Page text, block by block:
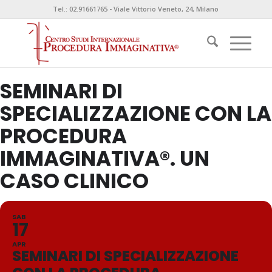
Tel.: 02.91661765 - Viale Vittorio Veneto, 24, Milano
SEMINARI DI
SPECIALIZZAZIONE CON LA
PROCEDURA
IMMAGINATIVA®. UN
CASO CLINICO
SAB
17
APR
SEMINARI DI SPECIALIZZAZIONE